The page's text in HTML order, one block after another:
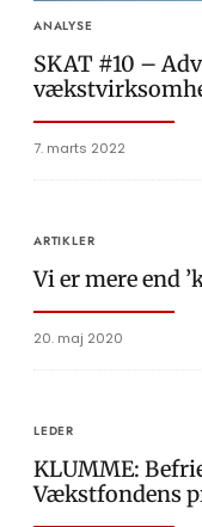
ANALYSE
SKAT #10 –
7. marts 2022
ARTIKLER
Vi er mere end
20. maj 2020
LEDER
KLUMME:
Vækstfondens